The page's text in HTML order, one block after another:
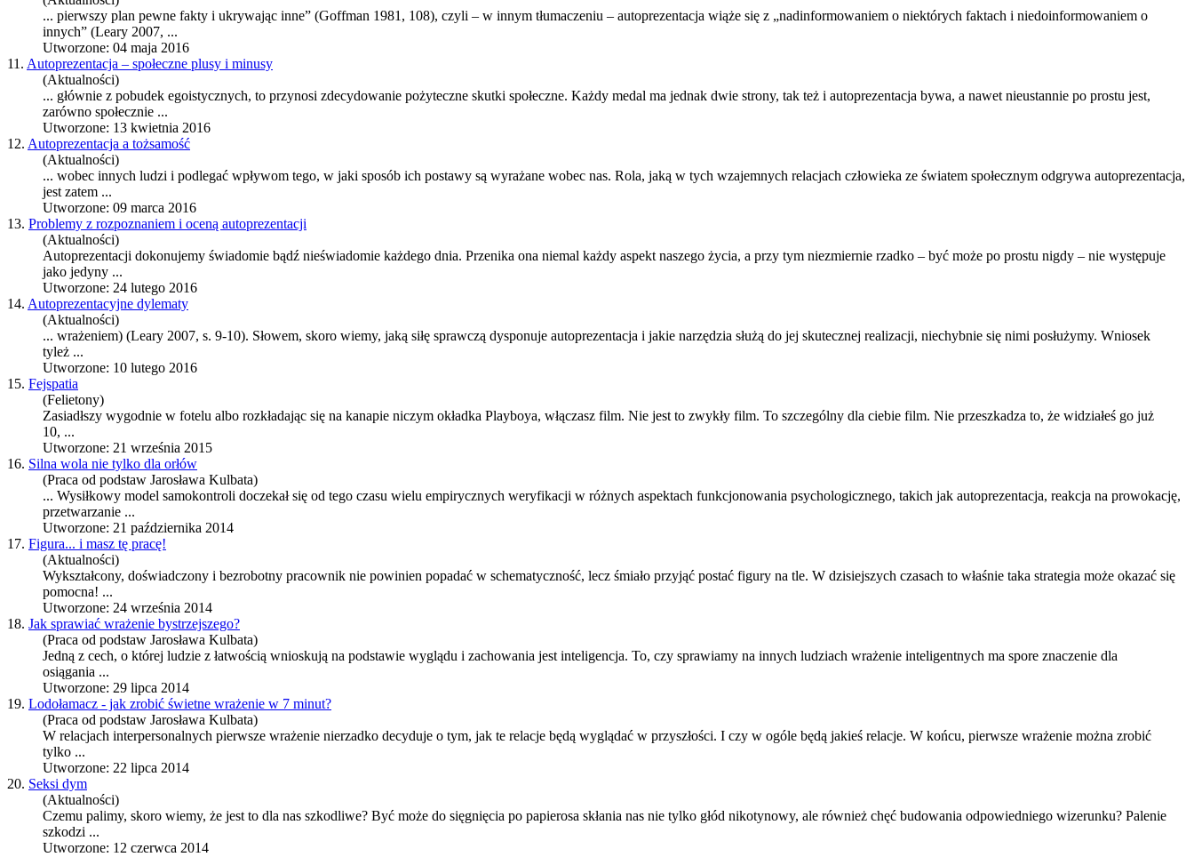
... pierwszy plan pewne fakty i ukrywając inne” (Goffman 1981, 108), czyli – w innym tłumaczeniu – autoprezentacja wiąże się z „nadinformowaniem o niektórych faktach i niedoinformowaniem o
innych” (Leary 2007, ...
Utworzone: 04 maja 2016
11. Autoprezentacja – społeczne plusy i minusy
(Aktualności)
... głównie z pobudek egoistycznych, to przynosi zdecydowanie pożyteczne skutki społeczne. Każdy medal ma jednak dwie strony, tak też i autoprezentacja bywa, a nawet nieustannie po prostu jest,
zarówno społecznie ...
Utworzone: 13 kwietnia 2016
12. Autoprezentacja a tożsamość
(Aktualności)
... wobec innych ludzi i podlegać wpływom tego, w jaki sposób ich postawy są wyrażane wobec nas. Rola, jaką w tych wzajemnych relacjach człowieka ze światem społecznym odgrywa autoprezentacja,
jest zatem ...
Utworzone: 09 marca 2016
13. Problemy z rozpoznaniem i oceną autoprezentacji
(Aktualności)
Autoprezentacji dokonujemy świadomie bądź nieświadomie każdego dnia. Przenika ona niemal każdy aspekt naszego życia, a przy tym niezmiernie rzadko – być może po prostu nigdy – nie występuje
jako jedyny ...
Utworzone: 24 lutego 2016
14. Autoprezentacyjne dylematy
(Aktualności)
... wrażeniem) (Leary 2007, s. 9-10). Słowem, skoro wiemy, jaką siłę sprawczą dysponuje autoprezentacja i jakie narzędzia służą do jej skutecznej realizacji, niechybnie się nimi posłużymy. Wniosek
tyleż ...
Utworzone: 10 lutego 2016
15. Fejspatia
(Felietony)
Zasiadłszy wygodnie w fotelu albo rozkładając się na kanapie niczym okładka Playboya, włączasz film. Nie jest to zwykły film. To szczególny dla ciebie film. Nie przeszkadza to, że widziałeś go już
10, ...
Utworzone: 21 września 2015
16. Silna wola nie tylko dla orłów
(Praca od podstaw Jarosława Kulbata)
... Wysiłkowy model samokontroli doczekał się od tego czasu wielu empirycznych weryfikacji w różnych aspektach funkcjonowania psychologicznego, takich jak autoprezentacja, reakcja na prowokację,
przetwarzanie ...
Utworzone: 21 października 2014
17. Figura... i masz tę pracę!
(Aktualności)
Wykształcony, doświadczony i bezrobotny pracownik nie powinien popadać w schematyczność, lecz śmiało przyjąć postać figury na tle. W dzisiejszych czasach to właśnie taka strategia może okazać się
pomocna! ...
Utworzone: 24 września 2014
18. Jak sprawiać wrażenie bystrzejszego?
(Praca od podstaw Jarosława Kulbata)
Jedną z cech, o której ludzie z łatwością wnioskują na podstawie wyglądu i zachowania jest inteligencja. To, czy sprawiamy na innych ludziach wrażenie inteligentnych ma spore znaczenie dla
osiągania ...
Utworzone: 29 lipca 2014
19. Lodołamacz - jak zrobić świetne wrażenie w 7 minut?
(Praca od podstaw Jarosława Kulbata)
W relacjach interpersonalnych pierwsze wrażenie nierzadko decyduje o tym, jak te relacje będą wyglądać w przyszłości. I czy w ogóle będą jakieś relacje. W końcu, pierwsze wrażenie można zrobić
tylko ...
Utworzone: 22 lipca 2014
20. Seksi dym
(Aktualności)
Czemu palimy, skoro wiemy, że jest to dla nas szkodliwe? Być może do sięgnięcia po papierosa skłania nas nie tylko głód nikotynowy, ale również chęć budowania odpowiedniego wizerunku? Palenie
szkodzi ...
Utworzone: 12 czerwca 2014